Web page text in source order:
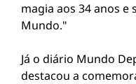
magia aos 34 anos e
Mundo."
Já o diário Mundo
destacou a